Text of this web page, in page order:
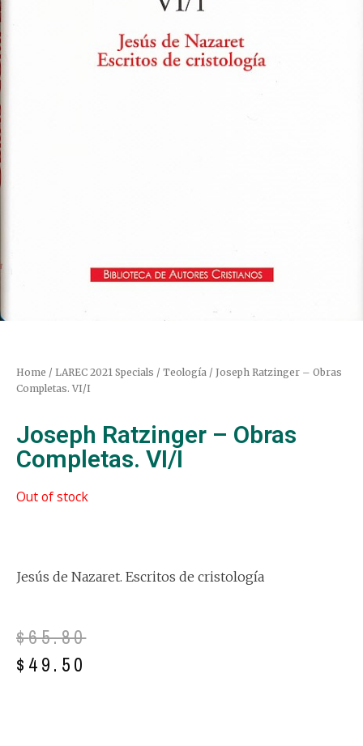
Home / LAREC 2021 Specials / Teología / Joseph Ratzinger – Obras
Completas. VI/I
Joseph Ratzinger – Obras
Completas. VI/I
Out of stock
Jesús de Nazaret. Escritos de cristología
$65.80
$ 49.50